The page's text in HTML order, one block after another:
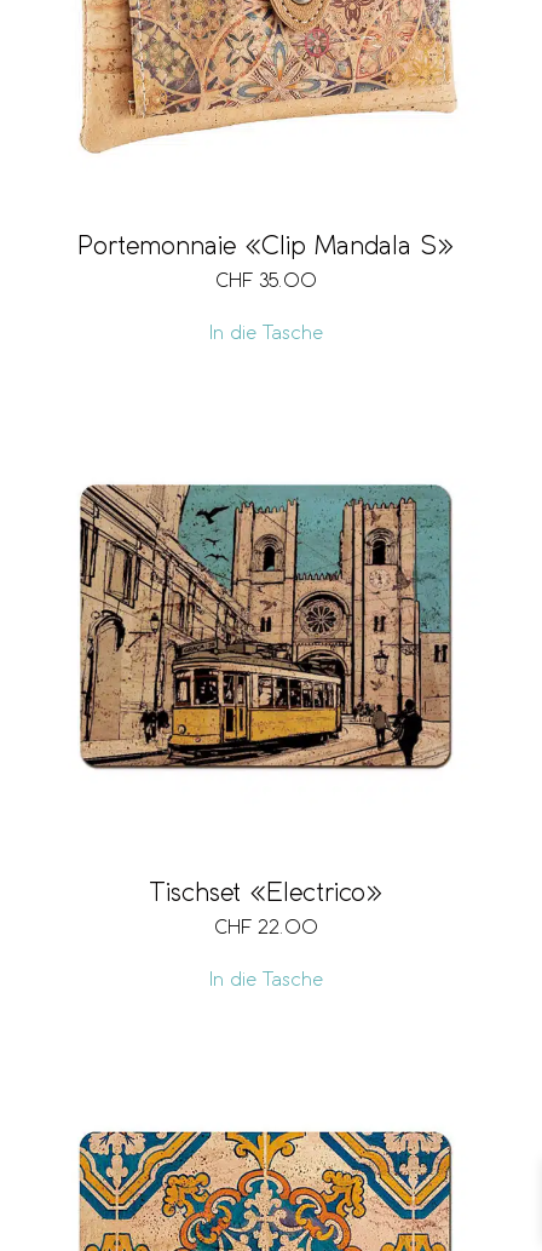
Portemonnaie «Clip Mandala S»
CHF 35.00
In die Tasche
Tischset «Electrico»
CHF 22.00
In die Tasche